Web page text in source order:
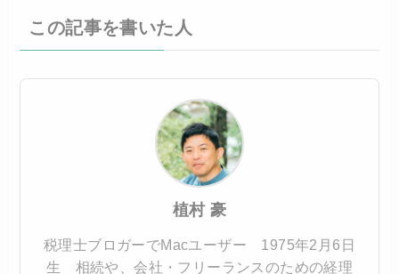
この記事を書いた人
植村 豪
税理士ブロガーでMacユーザー 1975年2月6日
生 相続や、会社・フリーランスのための経理